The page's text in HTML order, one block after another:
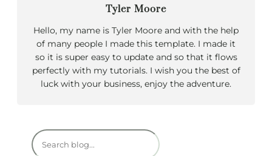
Tyler Moore
Hello, my name is Tyler Moore and with the help
of many people I made this template. I made it
so it is super easy to update and so that it flows
perfectly with my tutorials. I wish you the best of
luck with your business, enjoy the adventure.
R
e